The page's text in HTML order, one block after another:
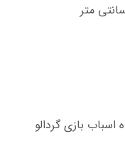
بازی گردالو